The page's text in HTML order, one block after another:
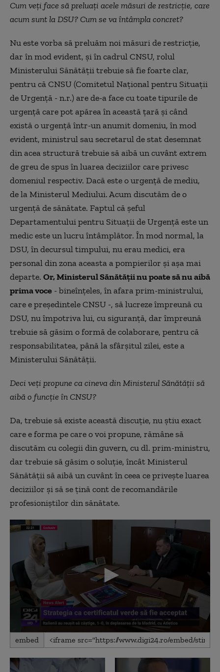
Cum veți face să preluați acele măsuri de restricție, care
acum sunt la DSU? Cum se va întâmpla concret?
Nu este vorba să preluăm noi măsuri de restricție,
dar în mod evident, și în cadrul CNSU, rolul
Ministerului Sănătății trebuie să fie foarte clar,
pentru că CNSU (Comitetul Național pentru Situații
de Urgență - n.r.) are de-a face cu toate tipurile de
urgență care pot apărea în această țară și când
există o urgență într-un anumit domeniu, în mod
evident, ministrul sau secretarul de stat desemnat
din acea structură trebuie să aibă un cuvânt extrem
de greu de spus în luarea deciziilor care privesc
domeniul respectiv. Dacă este o urgență de mediu,
de la Ministerul Mediului. Acum discutăm de o
urgență de sănătate. Faptul că șeful
Departamentului pentru Situații de Urgență este un
medic este un lucru întâmplător. În mod normal, la
DSU, în decursul timpului, nu erau medici, era
personal din zona aceasta a pompierilor și așa mai
departe. Or, Ministerul Sănătății nu poate să nu aibă
prima voce - bineînțeles, în afara prim-ministrului,
care e președintele CNSU -, să lucreze împreună cu
DSU, nu împotriva lui, cu siguranță, dar împreună
trebuie să găsim o formă de colaborare, pentru că
responsabilitatea, până la sfârșitul zilei, este a
Ministerului Sănătății.
Deci veți propune ca cineva din Ministerul Sănătății să
aibă o funcție în CNSU?
Da, trebuie să existe această discuție, nu știu exact
care e forma pe care o voi propune, rămâne să
discutăm cu colegii din guvern, cu dl. prim-ministru,
dar trebuie să găsim o soluție, încât Ministerul
Sănătății să aibă un cuvânt în ceea ce privește luarea
deciziilor și să se țină cont de recomandările
profesioniștilor din sănătate.
0
seconds
21
minutes,
embed